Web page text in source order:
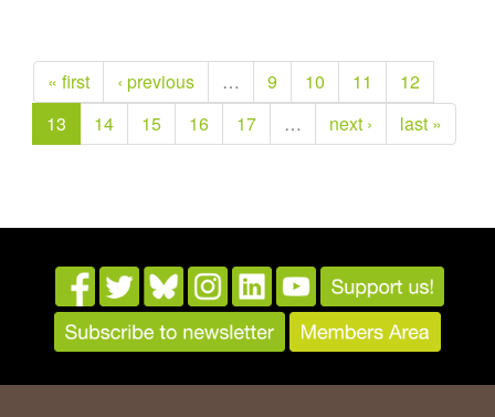
« first ‹ previous … 9 10 11
12
13
14 15 16 17 … next › last »